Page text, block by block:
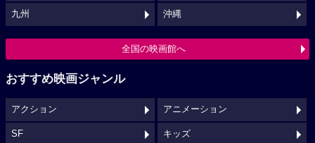
九州 沖縄
全国の映画館へ
おすすめ映画ジャンル
アクション アニメーション
SF キッズ